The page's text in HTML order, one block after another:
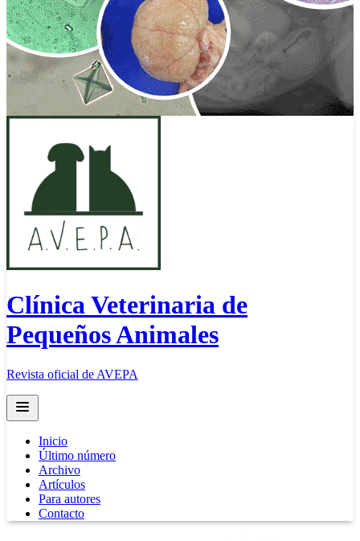
Clínica Veterinaria de
Pequeños Animales
Revista oficial de AVEPA
Open main menu
Inicio
Último número
Archivo
Artículos
Para autores
Contacto